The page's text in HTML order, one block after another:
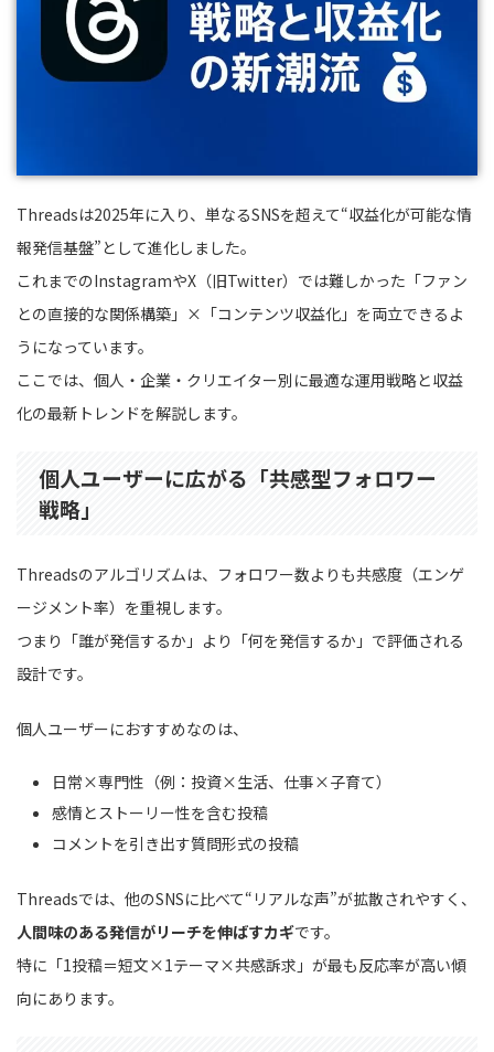
Threadsは2025年に入り、単なるSNSを超えて“収益化が可能な情
報発信基盤”として進化しました。
これまでのInstagramやX（旧Twitter）では難しかった「ファン
との直接的な関係構築」×「コンテンツ収益化」を両立できるよ
うになっています。
ここでは、個人・企業・クリエイター別に最適な運用戦略と収益
化の最新トレンドを解説します。
個人ユーザーに広がる「共感型フォロワー
戦略」
Threadsのアルゴリズムは、フォロワー数よりも共感度（エンゲ
ージメント率）を重視します。
つまり「誰が発信するか」より「何を発信するか」で評価される
設計です。
個人ユーザーにおすすめなのは、
日常×専門性（例：投資×生活、仕事×子育て）
感情とストーリー性を含む投稿
コメントを引き出す質問形式の投稿
Threadsでは、他のSNSに比べて“リアルな声”が拡散されやすく、
人間味のある発信がリーチを伸ばすカギです。
特に「1投稿＝短文×1テーマ×共感訴求」が最も反応率が高い傾
向にあります。